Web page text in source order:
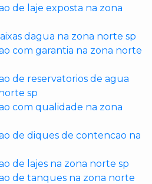
de laje exposta na zona
dagua na zona norte sp
com garantia na zona norte
de reservatorios de agua
sp
com qualidade na zona
de diques de contencao na
de lajes na zona norte sp
de tanques na zona norte